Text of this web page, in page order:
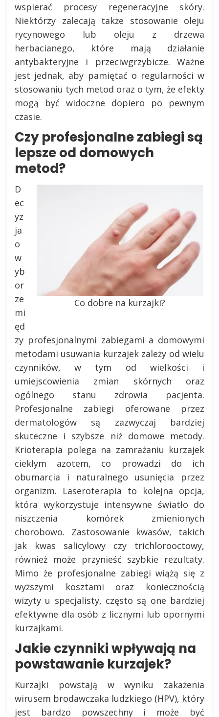
wspierać procesy regeneracyjne skóry.
Niektórzy zalecają także stosowanie oleju
rycynowego lub oleju z drzewa
herbacianego, które mają działanie
antybakteryjne i przeciwgrzybicze. Ważne
jest jednak, aby pamiętać o regularności w
stosowaniu tych metod oraz o tym, że efekty
mogą być widoczne dopiero po pewnym
czasie.
Czy profesjonalne zabiegi są
lepsze od domowych
metod?
Co dobre na kurzajki?
D
ec
yz
ja
o
w
yb
or
ze
mi
ęd
zy profesjonalnymi zabiegami a domowymi
metodami usuwania kurzajek zależy od wielu
czynników, w tym od wielkości i
umiejscowienia zmian skórnych oraz
ogólnego stanu zdrowia pacjenta.
Profesjonalne zabiegi oferowane przez
dermatologów są zazwyczaj bardziej
skuteczne i szybsze niż domowe metody.
Krioterapia polega na zamrażaniu kurzajek
ciekłym azotem, co prowadzi do ich
obumarcia i naturalnego usunięcia przez
organizm. Laseroterapia to kolejna opcja,
która wykorzystuje intensywne światło do
niszczenia komórek zmienionych
chorobowo. Zastosowanie kwasów, takich
jak kwas salicylowy czy trichlorooctowy,
również może przynieść szybkie rezultaty.
Mimo że profesjonalne zabiegi wiążą się z
wyższymi kosztami oraz koniecznością
wizyty u specjalisty, często są one bardziej
efektywne dla osób z licznymi lub opornymi
kurzajkami.
Jakie czynniki wpływają na
powstawanie kurzajek?
Kurzajki powstają w wyniku zakażenia
wirusem brodawczaka ludzkiego (HPV), który
jest bardzo powszechny i może być